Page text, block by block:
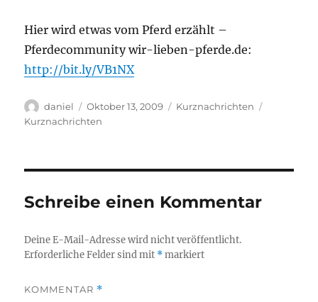
Hier wird etwas vom Pferd erzählt –
Pferdecommunity wir-lieben-pferde.de:
http://bit.ly/VB1NX
Autor
daniel
Veröffentlicht
am
Oktober 13, 2009 Kategorien
Kurznachrichten
Kurznachrichten
Schreibe einen Kommentar
Deine E-Mail-Adresse wird nicht veröffentlicht.
Erforderliche Felder sind mit *markiert
KOMMENTAR *